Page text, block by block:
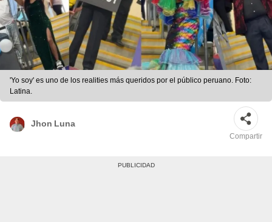
'Yo soy' es uno de los realities más queridos por el público peruano. Foto:
Latina.
Jhon Luna
Compartir